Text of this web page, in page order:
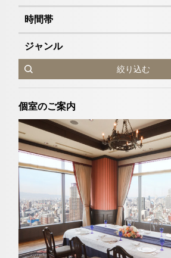
時間帯
ジャンル
絞り込む
個室のご案内